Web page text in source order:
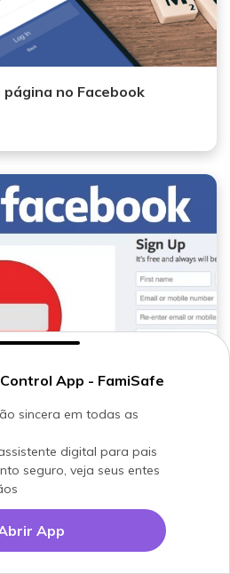
App - FamiSafe
sincera em todas as
digital para pais
seguro, veja seus entes
App
no Facebook
no celular e